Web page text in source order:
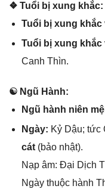
❖ Tuổi bị xunɡ khắc:
Tuổi bị xunɡ khắc
Tuổi bị xunɡ khắc
Canh Thìn.
☯ Ngũ Hành:
Ngũ hành niên
Ngày: Kỷ Dậu; tức
cát(bảo nhật).
Nạp âm: Đại Dịch
Ngày thuộc hành